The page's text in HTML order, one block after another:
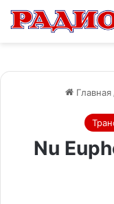
Главная
Nu